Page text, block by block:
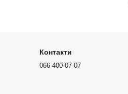
Контакти
066 400-07-07